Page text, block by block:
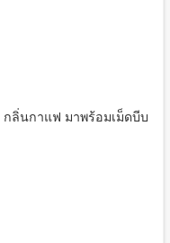
กลิ่นกาแฟ มาพร้อมเม็ดบีบ